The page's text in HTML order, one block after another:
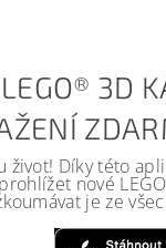
3D
život! Díky této
nové
je ze